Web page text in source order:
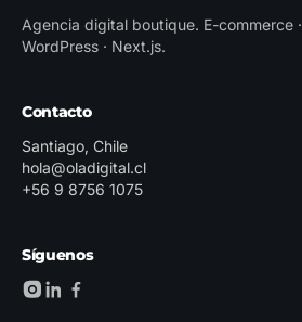
Agencia digital boutique. E-commerce ·
WordPress · Next.js.
Contacto
Santiago, Chile
hola@oladigital.cl
+56 9 8756 1075
Síguenos